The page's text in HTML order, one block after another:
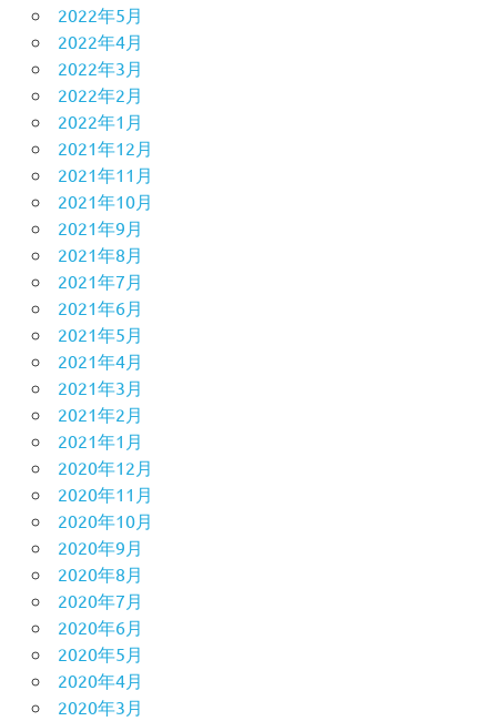
2022年5月
2022年4月
2022年3月
2022年2月
2022年1月
2021年12月
2021年11月
2021年10月
2021年9月
2021年8月
2021年7月
2021年6月
2021年5月
2021年4月
2021年3月
2021年2月
2021年1月
2020年12月
2020年11月
2020年10月
2020年9月
2020年8月
2020年7月
2020年6月
2020年5月
2020年4月
2020年3月